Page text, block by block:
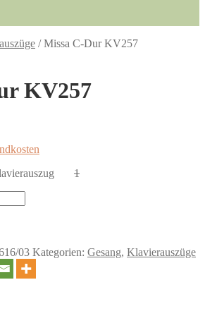
/Missa C-Dur KV257
KV257
1
03 Kategorien: Gesang, Klavierauszüge